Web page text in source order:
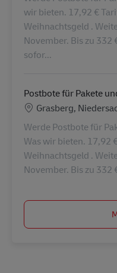
wir bieten. 17,92 €
Weihnachtsgeld .
November. Bis zu 332
sofor...
Postbote für Pakete
Locatie
Grasberg,
Werde Postbote für
Was wir bieten. 17,92
Weihnachtsgeld .
November. Bis zu 332